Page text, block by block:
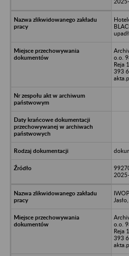
o.o.
Reja
393
o.o.
Reja
393